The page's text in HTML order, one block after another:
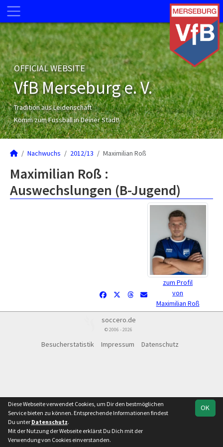
OFFICIAL WEBSITE
VfB Merseburg e. V.
Tradition aus Leidenschaft
Komm zum Fussball in Deiner Stadt!
Nachwuchs 2012/13 Maximilian Roß
Maximilian Roß :
Auswechslungen (B-Jugend)
zum Profil
von
Maximilian Roß
soccero.de
© 2006 - 2026
Besucherstatistik Impressum Datenschutz
OK
Diese Webseite verwendet Cookies, um Dir den bestmöglichen
Service bieten zu können. Entsprechende Informationen findest
Du unter Datenschutz.
Mit der Nutzung der Webseite erklärst Du Dich mit der
Verwendung von Cookies einverstanden.